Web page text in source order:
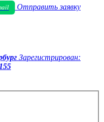
Отправить заявку
Зарегистрирован:
155